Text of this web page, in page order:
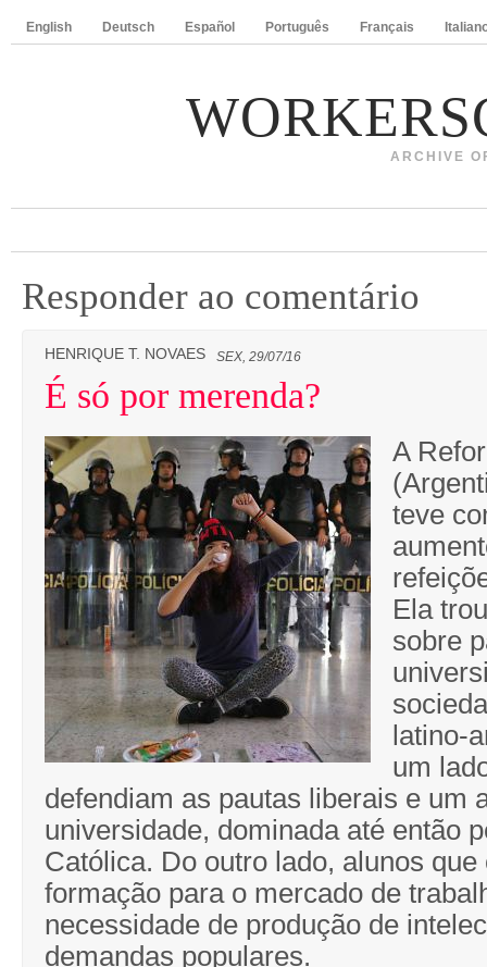
English Deutsch Español Português Français
ARCHIVE
Responder ao comentário
HENRIQUE T. NOVAES SEX, 29/07/16
É só por merenda?
A
teve
Ela
sobre
latino-
um
defendiam as pautas liberais e um
universidade, dominada até então
Católica. Do outro lado, alunos
formação para o mercado de
necessidade de produção de
demandas populares.